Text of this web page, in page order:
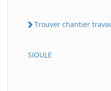
Trouver chantier
SIOULE